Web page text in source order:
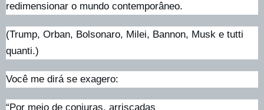
redimensionar o mundo contemporâneo.
(Trump, Orban, Bolsonaro, Milei, Bannon, Musk e tutti
quanti.)
Você me dirá se exagero:
“Por meio de conjuras, arriscadas